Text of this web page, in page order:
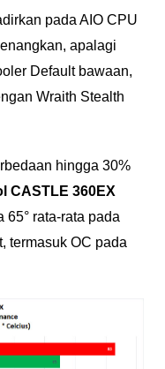
pada AIO CPU
apalagi
Default bawaan,
Wraith Stealth
hingga 30%
CASTLE 360EX
65° rata-rata pada
termasuk OC pada